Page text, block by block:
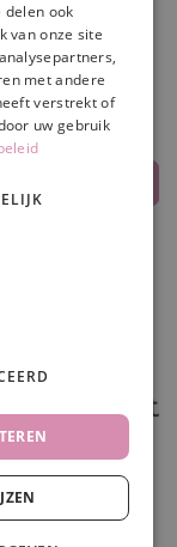
korting
delen ook
van onze site
met andere
verstrekt of
uw gebruik